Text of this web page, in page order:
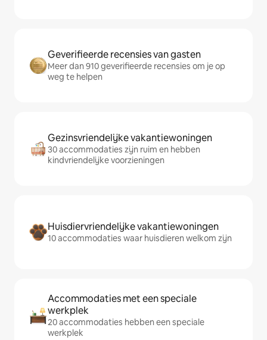
Geverifieerde recensies van gasten
Meer dan 910 geverifieerde recensies om je op
weg te helpen
Gezinsvriendelijke vakantiewoningen
30 accommodaties zijn ruim en hebben
kindvriendelijke voorzieningen
Huisdiervriendelijke vakantiewoningen
10 accommodaties waar huisdieren welkom zijn
Accommodaties met een speciale
werkplek
20 accommodaties hebben een speciale
werkplek